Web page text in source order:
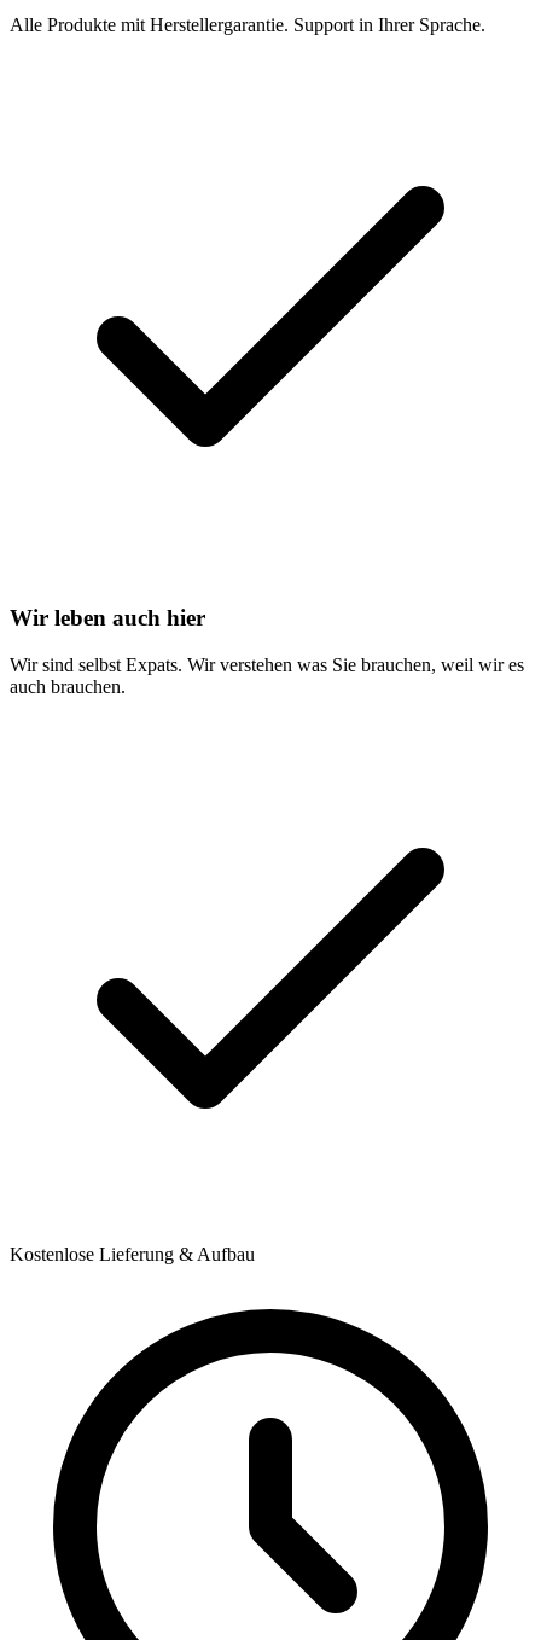
Alle Produkte mit Herstellergarantie. Support in Ihrer Sprache.
Wir leben auch hier
Wir sind selbst Expats. Wir verstehen was Sie brauchen, weil wir es
auch brauchen.
Kostenlose Lieferung & Aufbau